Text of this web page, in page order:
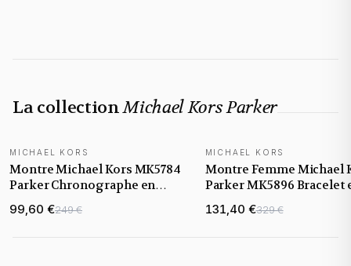
La collectionMichael Kors Parker
MICHAEL KORS
Montre Michael Kors MK5784
Parker Chronographe en
Acier Doré et Cristaux
99,60 €249 €
MICHAEL KORS
Montre Femme Michael
Parker MK5896 Bracelet
acier or rose et acétate
131,40 €329 €